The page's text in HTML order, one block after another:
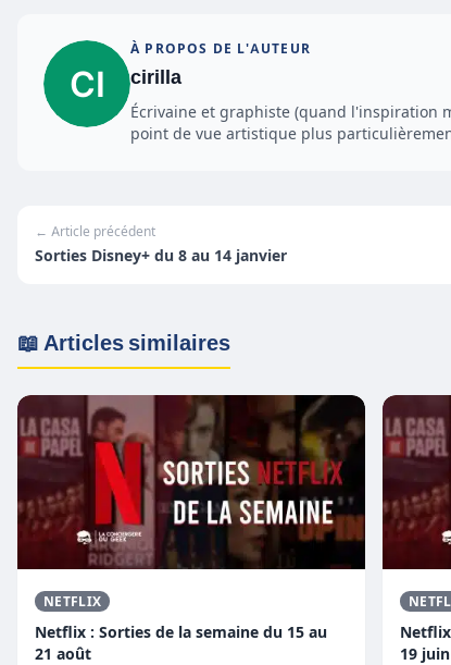
À PROPOS DE L'AUTEUR
cirilla
Écrivaine et graphiste (quand l'inspiration
point de vue artistique plus
← Article précédent
Sorties Disney+ du 8 au 14 janvier
📖 Articles similaires
NETFLIX
Netflix : Sorties de la semaine du 15 au
21 août
19 juin